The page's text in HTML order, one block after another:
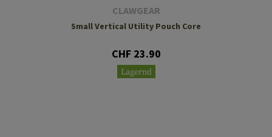
CLAWGEAR
Small Vertical Utility Pouch Core
CHF 23.90
Lagernd